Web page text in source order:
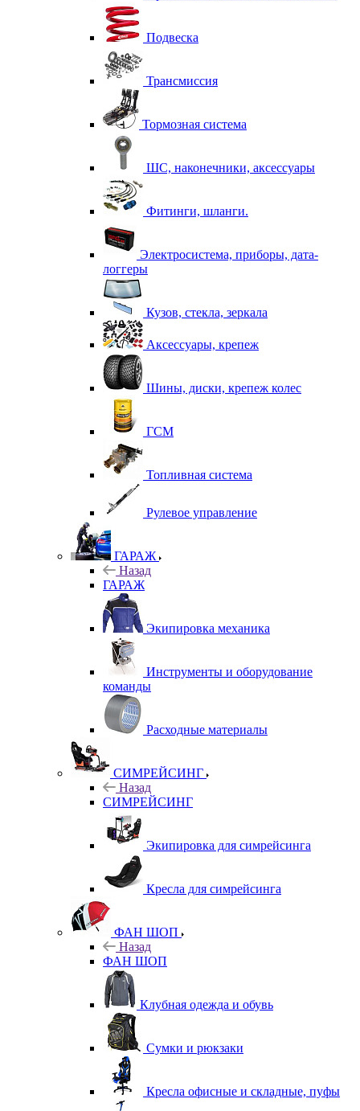
Подвеска
Трансмиссия
Тормозная система
ШС, наконечники, аксессуары
Фитинги, шланги.
Электросистема, приборы, дата-
логгеры
Кузов, стекла, зеркала
Аксессуары, крепеж
Шины, диски, крепеж колес
ГСМ
Топливная система
Рулевое управление
ГАРАЖ
Назад
ГАРАЖ
Экипировка механика
Инструменты и оборудование
команды
Расходные материалы
СИМРЕЙСИНГ
Назад
СИМРЕЙСИНГ
Экипировка для симрейсинга
Кресла для симрейсинга
ФАН ШОП
Назад
ФАН ШОП
Клубная одежда и обувь
Сумки и рюкзаки
Кресла офисные и складные, пуфы